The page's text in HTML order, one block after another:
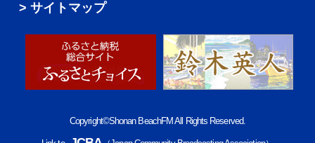
サイトマップ
Copyright©Shonan BeachFM All Rights Reserved.